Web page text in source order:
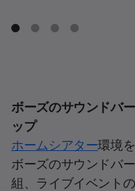
ボーズのサウンドバ
ップ
ホームシアター環境
ボーズのサウンドバ
組、ライブイベント